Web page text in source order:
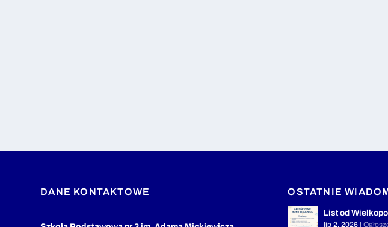
DANE KONTAKTOWE OSTATNIE
List od
lip 2, 2026 |